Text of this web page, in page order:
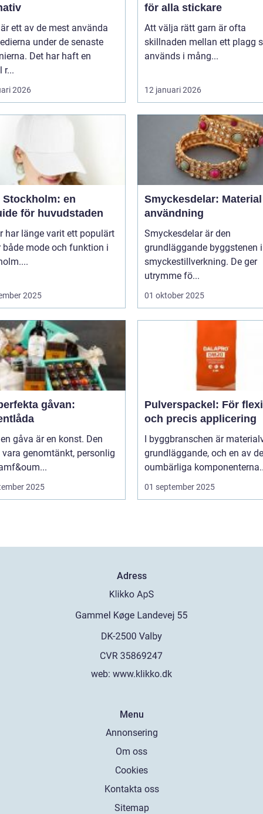
ett av de mest använda
under de senaste
Det har haft en
r...
2026
för alla stickare
Att välja rätt garn är ofta
skillnaden mellan ett plagg
används i mång...
12 januari 2026
Stockholm: en
för huvudstaden
har länge varit ett populärt
både mode och funktion i
2025
Smyckesdelar:
användning
Smyckesdelar är den
grundläggande byggstenen i
smyckestillverkning. De ger
utrymme fö...
01 oktober 2025
gåvan:
gåva är en konst. Den
genomtänkt, personlig
2025
Pulverspackel: För
och precis applicering
I byggbranschen är
grundläggande, och en av de
oumbärliga
01 september 2025
Adress
web: www.klikko.dk
Menu
Annonsering
Om oss
Cookies
Kontakta oss
Sitemap